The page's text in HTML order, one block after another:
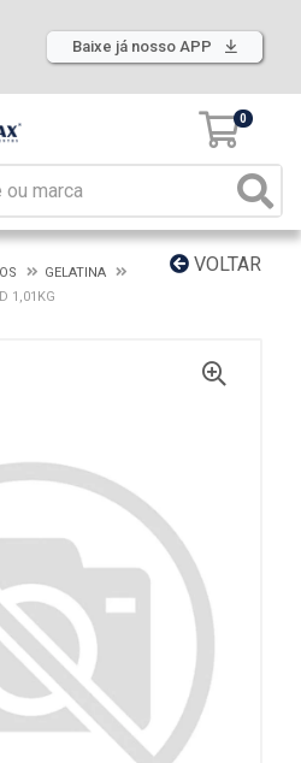
Baixe já nosso APP
0
VOLTAR
GELATINA
1,01KG